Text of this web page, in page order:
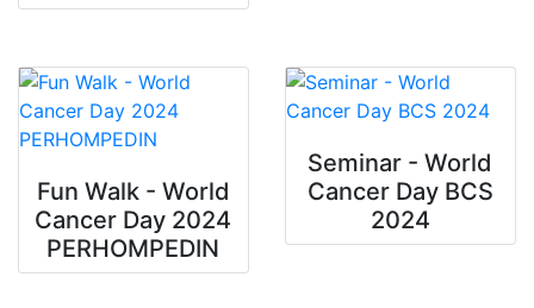
Fun Walk - World
Cancer Day 2024
PERHOMPEDIN
Seminar - World
Cancer Day BCS
2024